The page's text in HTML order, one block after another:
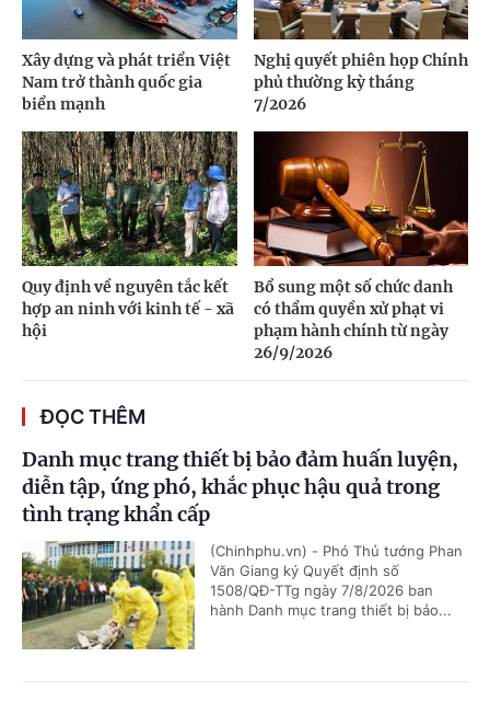
Xây dựng và phát triển Việt
Nam trở thành quốc gia
biển mạnh
Nghị quyết phiên họp Chính
phủ thường kỳ tháng
7/2026
Quy định về nguyên tắc kết
hợp an ninh với kinh tế - xã
hội
Bổ sung một số chức danh
có thẩm quyền xử phạt vi
phạm hành chính từ ngày
26/9/2026
ĐỌC THÊM
Danh mục trang thiết bị bảo đảm huấn luyện,
diễn tập, ứng phó, khắc phục hậu quả trong
tình trạng khẩn cấp
(Chinhphu.vn) - Phó Thủ tướng Phan
Văn Giang ký Quyết định số
1508/QĐ-TTg ngày 7/8/2026 ban
hành Danh mục trang thiết bị bảo...